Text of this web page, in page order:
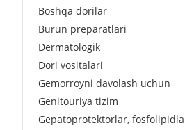
Boshqa dorilar
Burun preparatlari
Dermatologik
Dori vositalari
Gemorroyni davolash uchun
Genitouriya tizim
Gepatoprotektorlar,